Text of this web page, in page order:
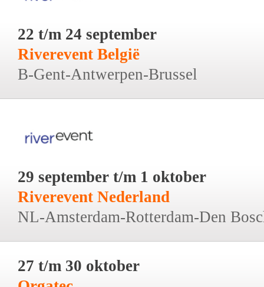
22 t/m 24 september
Riverevent België
B-Gent-Antwerpen-Brussel
29 september t/m 1 oktober
Riverevent Nederland
NL-Amsterdam-Rotterdam-Den
27 t/m 30 oktober